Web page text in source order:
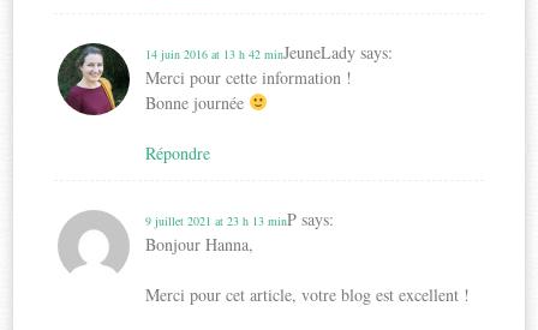
JeuneLady says:
14 juin 2016 at 13 h 42 min
Merci pour cette information !
Bonne journée
Répondre
P says:
9 juillet 2021 at 23 h 13 min
Bonjour Hanna,
Merci pour cet article, votre blog est excellent !